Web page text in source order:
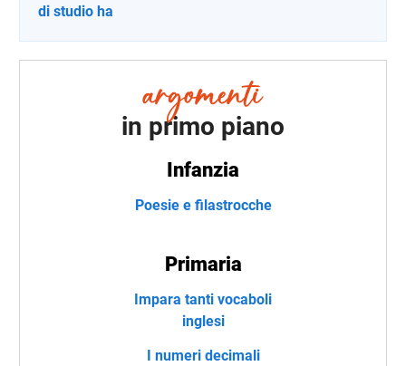
di studio ha
in primo piano
Infanzia
Poesie e filastrocche
Primaria
Impara tanti vocaboli
inglesi
I numeri decimali